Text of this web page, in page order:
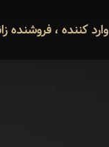
وارد کننده ، فروشنده